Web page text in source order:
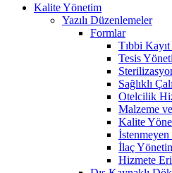
Kalite Yönetim
Yazılı Düzenlemeler
Formlar
Tıbbi
Tesis
Sağlıklı
Otelcilik
Malzeme
Kalite
İlaç
Hizmete